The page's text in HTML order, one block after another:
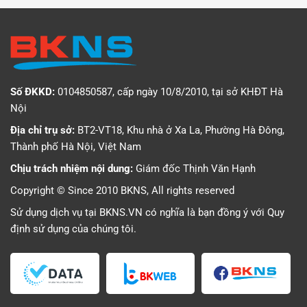
Số ĐKKD: 0104850587, cấp ngày 10/8/2010, tại sở KHĐT Hà
Nội
Địa chỉ trụ sở: BT2-VT18, Khu nhà ở Xa La, Phường Hà Đông,
Thành phố Hà Nội, Việt Nam
Chịu trách nhiệm nội dung: Giám đốc Thịnh Văn Hạnh
Copyright © Since 2010 BKNS, All rights reserved
Sử dụng dịch vụ tại BKNS.VN có nghĩa là bạn đồng ý với Quy
định sử dụng của chúng tôi.